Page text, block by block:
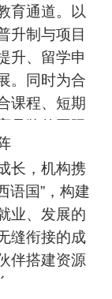
育通道。以
升制与项目
升、留学申
。同时为合
课程、短期
品牌的国际
长，机构携
语国”，构建
业、发展的
缝衔接的成
伴搭建资源
。